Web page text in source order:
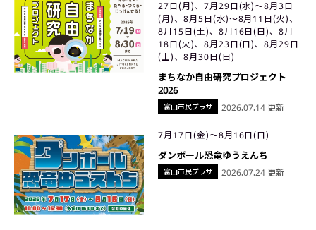
富山市民プラザ
27日(月)、7月29日(水)〜8月3日
(月)、8月5日(水)〜8月11日(火)、
8月15日(土)、8月16日(日)、8月
18日(火)、8月23日(日)、8月29日
(土)、8月30日(日)
まちなか自由研究プロジェクト
2026
2026.07.14 更新
富山市民プラザ
7月17日(金)〜8月16日(日)
ダンボール恐竜ゆうえんち
2026.07.24 更新